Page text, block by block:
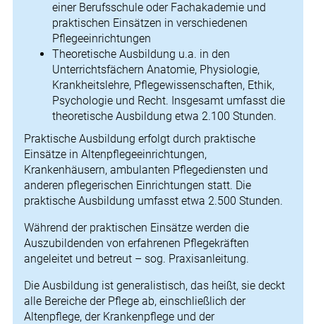
einer Berufsschule oder Fachakademie und
praktischen Einsätzen in verschiedenen
Pflegeeinrichtungen
Theoretische Ausbildung u.a. in den
Unterrichtsfächern Anatomie, Physiologie,
Krankheitslehre, Pflegewissenschaften, Ethik,
Psychologie und Recht. Insgesamt umfasst die
theoretische Ausbildung etwa 2.100 Stunden.
Praktische Ausbildung erfolgt durch praktische
Einsätze in Altenpflegeeinrichtungen,
Krankenhäusern, ambulanten Pflegediensten und
anderen pflegerischen Einrichtungen statt. Die
praktische Ausbildung umfasst etwa 2.500 Stunden.
Während der praktischen Einsätze werden die
Auszubildenden von erfahrenen Pflegekräften
angeleitet und betreut – sog. Praxisanleitung.
Die Ausbildung ist generalistisch, das heißt, sie deckt
alle Bereiche der Pflege ab, einschließlich der
Altenpflege, der Krankenpflege und der